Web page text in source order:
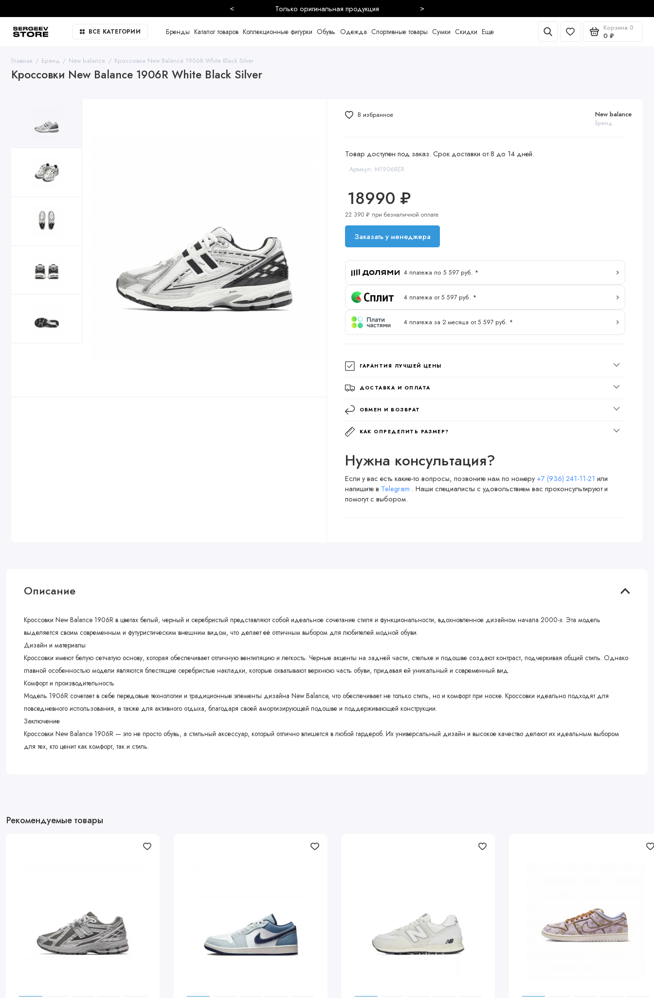
Безопасная и быстрая доставка
< >
ВСЕ КАТЕГОРИИ Бренды Каталог товаров Коллекционные фигурки Обувь Одежда Спортивные товары Сумки Скидки Еще Корзина 0
0 ₽
Главная Бренд New balance Кроссовки New Balance 1906R White Black Silver
Кроссовки New Balance 1906R White Black Silver
Товар доступен под заказ. Срок доставки от 8 до 14 дней.
Артикул: M1906RER
New balance
Бренд
18990 ₽
22 390 ₽ при безналичной оплате
Заказать у менеджера
4 платежа по 5 597 руб. *
4 платежа от 5 597 руб. *
4 платежа за 2 месяца от 5 597 руб. *
В избранное
ГАРАНТИЯ ЛУЧШЕЙ ЦЕНЫ
ДОСТАВКА И ОПЛАТА
ОБМЕН И ВОЗВРАТ
КАК ОПРЕДЕЛИТЬ РАЗМЕР?
Нужна консультация?
Если у вас есть какие-то вопросы, позвоните нам по номеру+7 (936) 241-11-21 или
напишите в Telegram . Наши специалисты с удовольствием вас проконсультируют и
помогут с выбором.
Описание
Кроссовки New Balance 1906R в цветах белый, черный и серебристый представляют собой идеальное сочетание стиля и функциональности, вдохновленное дизайном начала 2000-х. Эта модель
выделяется своим современным и футуристическим внешним видом, что делает её отличным выбором для любителей модной обуви.
Дизайн и материалы
Кроссовки имеют белую сетчатую основу, которая обеспечивает отличную вентиляцию и легкость. Черные акценты на задней части, стельке и подошве создают контраст, подчеркивая общий стиль. Однако
главной особенностью модели являются блестящие серебристые накладки, которые охватывают верхнюю часть обуви, придавая ей уникальный и современный вид.
Комфорт и производительность
Модель 1906R сочетает в себе передовые технологии и традиционные элементы дизайна New Balance, что обеспечивает не только стиль, но и комфорт при носке. Кроссовки идеально подходят для
повседневного использования, а также для активного отдыха, благодаря своей амортизирующей подошве и поддерживающей конструкции.
Заключение
Кроссовки New Balance 1906R — это не просто обувь, а стильный аксессуар, который отлично впишется в любой гардероб. Их универсальный дизайн и высокое качество делают их идеальным выбором
для тех, кто ценит как комфорт, так и стиль.
Рекомендуемые товары